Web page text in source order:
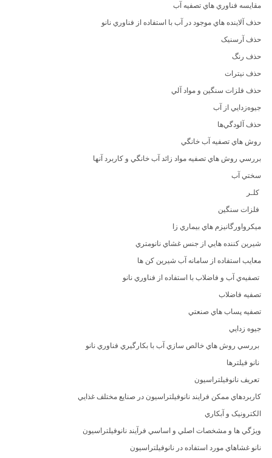
مقايسه فناوري هاي تصفيه آب
حذف آلاينده هاي موجود در آب با استفاده از فناوري نانو
حذف آرسنيک
حذف رنگ
حذف نيترات
حذف فلزات سنگين و مواد آلي
جيوه‌زدايي از آب
حذف آلودگي‌ها
روش هاي تصفيه آب خانگي
بررسي روش هاي تصفيه مواد زائد آب خانگي و کاربرد آنها
سختي آب
کلـر
فلزات سنگين
ميکرواورگانيزم هاي بيماري زا
شيرين کننده هايي از جنس غشاي نانومتري
معايب استفاده از سامانه آب شيرين کن ها
تصفيه‌ي آب و فاضلاب با استفاده از فناوري نانو
تصفيه فاضلاب
تصفيه پساب هاي صنعتي
جيوه زدايي
بررسي روش هاي خالص سازي آب با بکارگيري فناوري نانو
نانو فيلترها
تعريف نانوفيلتراسيون
کاربردهاي ممکن فرايند نانوفيلتراسيون در صنايع مختلف غذايي
الکترونيک و آبکاري
ويژگي ها و مشخصات اصلي و اساسي فرآيند نانوفيلتراسيون
نانو غشاهاي مورد استفاده در نانوفيلتراسيون